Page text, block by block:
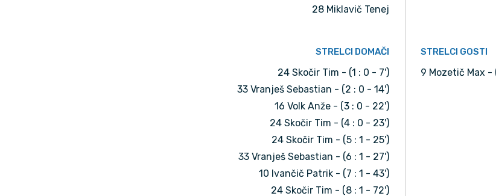
28 Miklavič Tenej
STRELCI DOMAČI
24 Skočir Tim - (1 : 0 - 7')
33 Vranješ Sebastian - (2 : 0 - 14')
16 Volk Anže - (3 : 0 - 22')
24 Skočir Tim - (4 : 0 - 23')
24 Skočir Tim - (5 : 1 - 25')
33 Vranješ Sebastian - (6 : 1 - 27')
10 Ivančič Patrik - (7 : 1 - 43')
24 Skočir Tim - (8 : 1 - 72')
STRELCI GOSTI
9 Mozetič Max -